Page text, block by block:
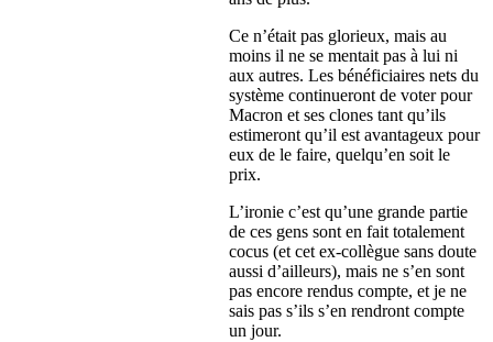
Ce n’était pas glorieux, mais au
moins il ne se mentait pas à lui ni
aux autres. Les bénéficiaires nets du
système continueront de voter pour
Macron et ses clones tant qu’ils
estimeront qu’il est avantageux pour
eux de le faire, quelqu’en soit le
prix.
L’ironie c’est qu’une grande partie
de ces gens sont en fait totalement
cocus (et cet ex-collègue sans doute
aussi d’ailleurs), mais ne s’en sont
pas encore rendus compte, et je ne
sais pas s’ils s’en rendront compte
un jour.